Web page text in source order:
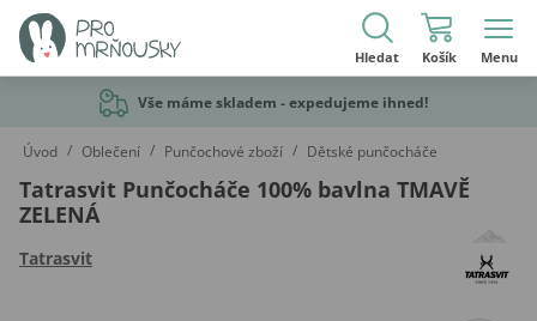
Hledat Košík Menu
Vše máme skladem - expedujeme ihned!
Úvod / Oblečení / Punčochové zboží / Dětské punčocháče
Tatrasvit Punčocháče 100% bavlna TMAVĚ
ZELENÁ
Tatrasvit